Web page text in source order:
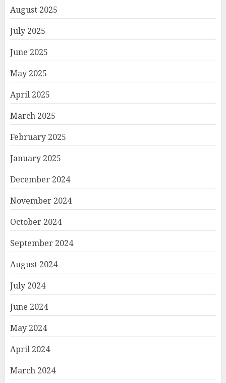
August 2025
July 2025
June 2025
May 2025
April 2025
March 2025
February 2025
January 2025
December 2024
November 2024
October 2024
September 2024
August 2024
July 2024
June 2024
May 2024
April 2024
March 2024